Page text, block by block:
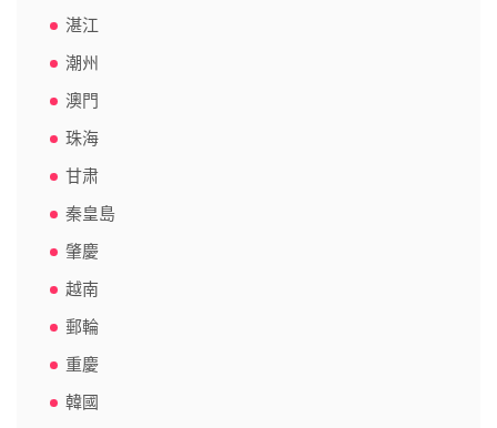
湛江
潮州
澳門
珠海
甘肃
秦皇島
肇慶
越南
郵輪
重慶
韓國